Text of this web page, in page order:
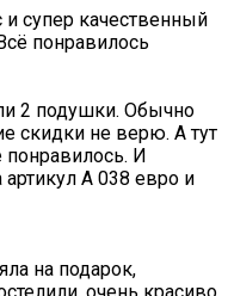
супер качественный
понравилось
2 подушки. Обычно
скидки не верю. А тут
И
А 038 евро и
на подарок,